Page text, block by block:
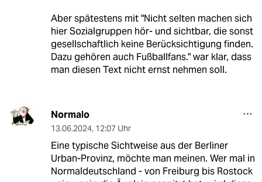
Aber spätestens mit "Nicht selten machen sich
hier Sozialgruppen hör- und sichtbar, die sonst
gesellschaftlich keine Berücksichtigung finden.
Dazu gehören auch Fußballfans." war klar, dass
man diesen Text nicht ernst nehmen soll.
Normalo
13.06.2024, 12:07 Uhr
Eine typische Sichtweise aus der Berliner
Urban-Provinz, möchte man meinen. Wer mal in
Normaldeutschland - von Freiburg bis Rostock